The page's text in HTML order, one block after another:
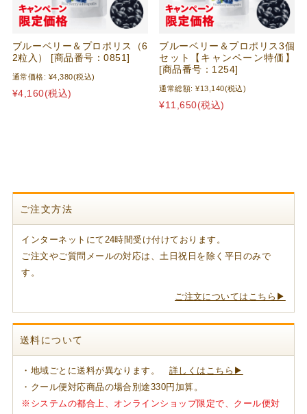
ブルーベリー＆プロポリス（6
2粒入） [商品番号：0851]
通常価格: ¥4,380(税込)
¥4,160(税込)
ブルーベリー＆プロポリス3個
セット【キャンペーン特価】
[商品番号：1254]
通常総額: ¥13,140(税込)
¥11,650(税込)
ご注文方法
インターネットにて24時間受け付けております。
ご注文やご質問メールの対応は、土日祝日を除く平日のみで
す。
ご注文についてはこちら▶
送料について
・地域ごとに送料が異なります。 詳しくはこちら▶
・クール便対応商品の場合別途330円加算。
※システムの都合上、オンラインショップ限定で、クール便対